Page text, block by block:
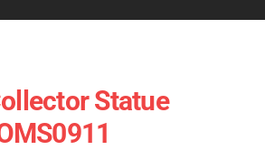
Statue